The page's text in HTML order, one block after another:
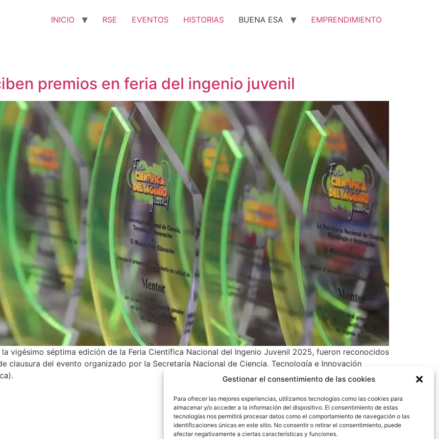
Gestionar el consentimiento de las cookies
Para ofrecer las mejores experiencias, utilizamos tecnologías como las cookies para
almacenar y/o acceder a la información del dispositivo. El consentimiento de estas
tecnologías nos permitirá procesar datos como el comportamiento de navegación o las
identificaciones únicas en este sitio. No consentir o retirar el consentimiento, puede
afectar negativamente a ciertas características y funciones.
INICIO RSE EVENTOS HISTORIAS BUENA ESA EMPRENDIMIENTO
premios en feria del ingenio juvenil
vigésimo séptima edición de la Feria Científica Nacional del Ingenio Juvenil 2025, fueron reconocidos
clausura del evento organizado por la Secretaría Nacional de Ciencia, Tecnología e Innovación